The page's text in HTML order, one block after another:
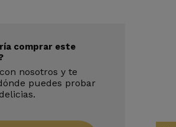
comprar este
nosotros y te
puedes probar